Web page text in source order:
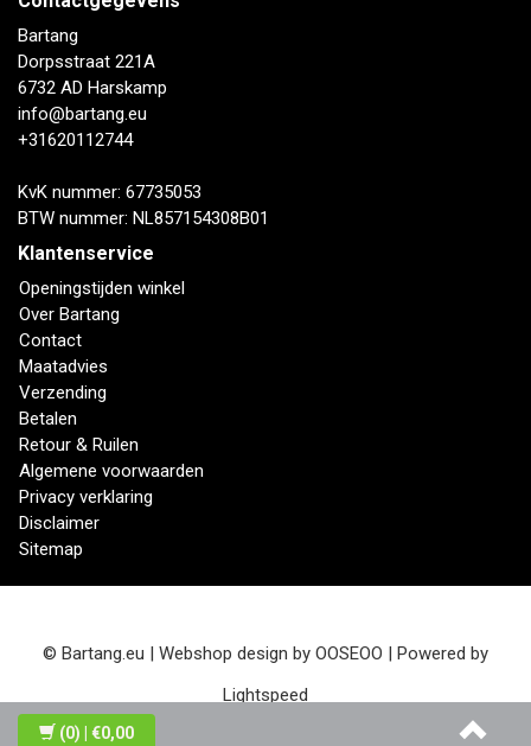
Bartang
Dorpsstraat 221A
6732 AD Harskamp
info@bartang.eu
+31620112744
KvK nummer: 67735053
BTW nummer: NL857154308B01
Klantenservice
Openingstijden winkel
Over Bartang
Contact
Maatadvies
Verzending
Betalen
Retour & Ruilen
Algemene voorwaarden
Privacy verklaring
Disclaimer
Sitemap
© Bartang.eu | Webshop design by OOSEOO | Powered by
Lightspeed
(0) | €0,00